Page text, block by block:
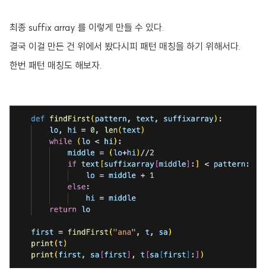
최종 suffix array 를 이렇게 만들 수 있다.
결국 이걸 만든 건 위에서 봤다시피 패턴 매칭을 하기 위해서다.
한번 패턴 매칭도 해보자.